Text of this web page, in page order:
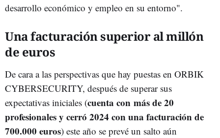
desarrollo económico y empleo en su entorno".
Una facturación superior al millón
de euros
De cara a las perspectivas que hay puestas en ORBIK
CYBERSECURITY, después de superar sus
expectativas iniciales (cuenta con más de 20
profesionales y cerró 2024 con una facturación de
700.000 euros) este año se prevé un salto aún